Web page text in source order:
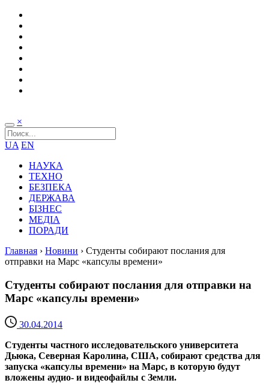
×
UA EN
НАУКА
ТЕХНО
БЕЗПЕКА
ДЕРЖАВА
БІЗНЕС
МЕДІА
ПОРАДИ
Главная › Новини › Студенты собирают послания для
отправки на Марс «капсулы времени»
Студенты собирают послания для отправки на
Марс «капсулы времени»
30.04.2014
Студенты частного исследовательского университета
Дьюка, Северная Каролина, США, собирают средства для
запуска «капсулы времени» на Марс, в которую будут
вложены аудио- и видеофайлы с Земли.